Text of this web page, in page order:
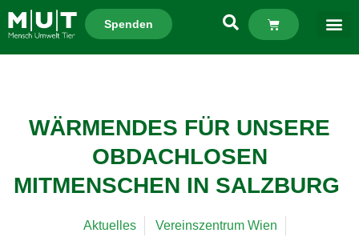
Spenden
WÄRMENDES FÜR UNSERE
OBDACHLOSEN
MITMENSCHEN IN SALZBURG
Aktuelles
Vereinszentrum Wien